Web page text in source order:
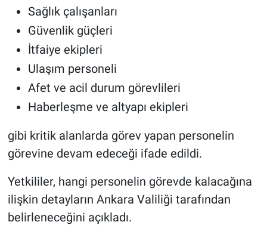
Sağlık çalışanları
Güvenlik güçleri
İtfaiye ekipleri
Ulaşım personeli
Afet ve acil durum görevlileri
Haberleşme ve altyapı ekipleri
gibi kritik alanlarda görev yapan personelin
görevine devam edeceği ifade edildi.
Yetkililer, hangi personelin görevde kalacağına
ilişkin detayların Ankara Valiliği tarafından
belirleneceğini açıkladı.